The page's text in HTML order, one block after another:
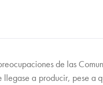
de las
a producir, pese